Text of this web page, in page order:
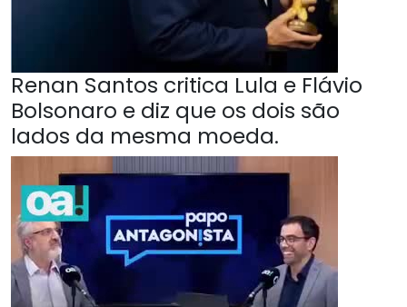
Renan Santos critica Lula e Flávio
Bolsonaro e diz que os dois são
lados da mesma moeda.